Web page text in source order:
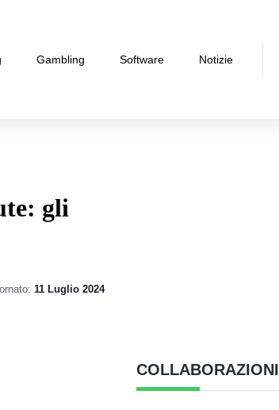
Gambling Software Notizie
gli
11 Luglio 2024
COLLABORAZIONI